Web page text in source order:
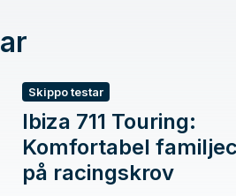
Skippo testar
Ibiza 711 Touring:
Komfortabel
på racingskrov